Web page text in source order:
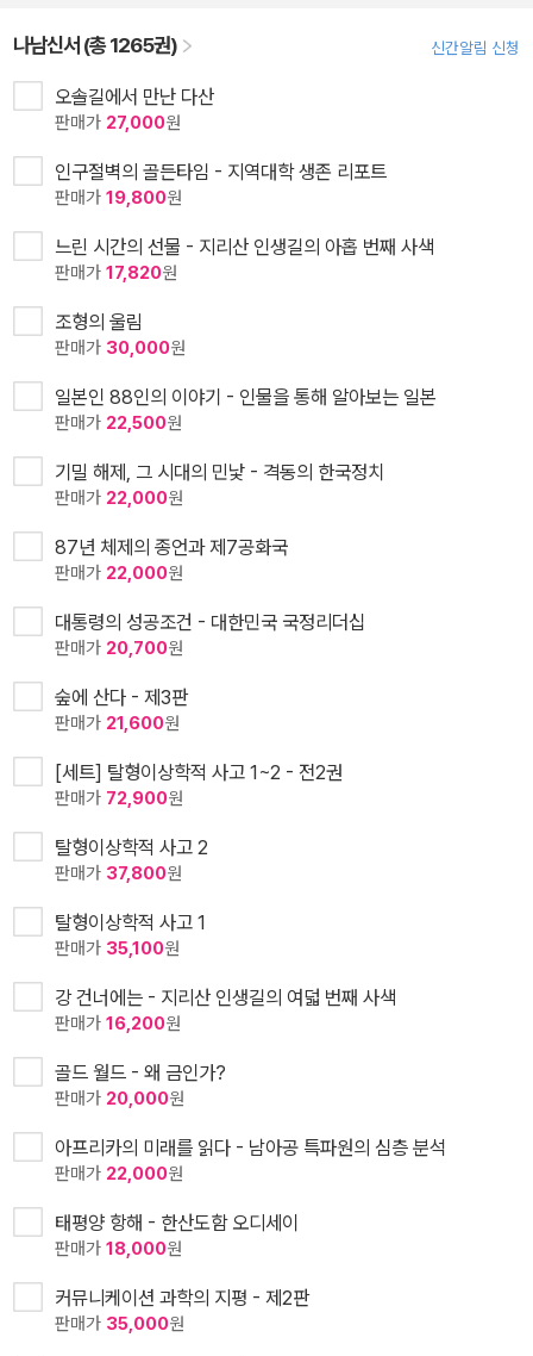
나남신서 (총 1265권) 신간알림 신청
오솔길에서 만난 다산
판매가 27,000원
인구절벽의 골든타임 - 지역대학 생존 리포트
판매가 19,800원
느린 시간의 선물 - 지리산 인생길의 아홉 번째 사색
판매가 17,820원
조형의 울림
판매가 30,000원
일본인 88인의 이야기 - 인물을 통해 알아보는 일본
판매가 22,500원
기밀 해제, 그 시대의 민낯 - 격동의 한국정치
판매가 22,000원
87년 체제의 종언과 제7공화국
판매가 22,000원
대통령의 성공조건 - 대한민국 국정리더십
판매가 20,700원
숲에 산다 - 제3판
판매가 21,600원
[세트] 탈형이상학적 사고 1~2 - 전2권
판매가 72,900원
탈형이상학적 사고 2
판매가 37,800원
탈형이상학적 사고 1
판매가 35,100원
강 건너에는 - 지리산 인생길의 여덟 번째 사색
판매가 16,200원
골드 월드 - 왜 금인가?
판매가 20,000원
아프리카의 미래를 읽다 - 남아공 특파원의 심층 분석
판매가 22,000원
태평양 항해 - 한산도함 오디세이
판매가 18,000원
커뮤니케이션 과학의 지평 - 제2판
판매가 35,000원